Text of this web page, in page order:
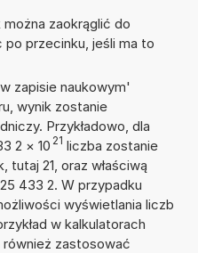
zaokrąglić do
przecinku, jeśli ma to
zapisie naukowym'
wynik zostanie
Przykładowo, dla
2 × 10 21 liczba zostanie
tutaj 21, oraz właściwą
433 2. W przypadku
wyświetlania liczb
w kalkulatorach
zastosować